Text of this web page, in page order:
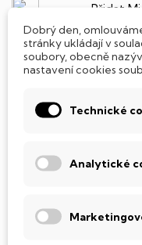
Přidat
SSD Disk
diskem, který na
k mechanickému
Dobrý den,
stránky ukládají v
soubory, obecně
nastavení cookies
Technické
Analytické